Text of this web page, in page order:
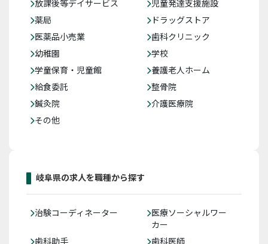
放課後等デイサービス
児童発達支援施設
薬局
ドラッグストア
医薬品小売業
歯科クリニック
幼稚園
学校
学童保育・児童館
養護老人ホーム
給食委託
整骨院
鍼灸院
介護医療院
その他
岐阜県の求人を職種から探す
治験コーディネーター
医療ソーシャルワー
カー
歯科助手
歯科医師